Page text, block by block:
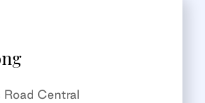
Road Central